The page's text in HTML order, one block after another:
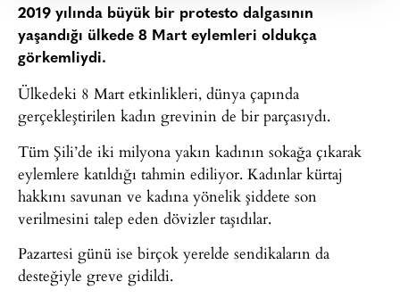
2019 yılında büyük bir protesto dalgasının
yaşandığı ülkede 8 Mart eylemleri oldukça
görkemliydi.
Ülkedeki 8 Mart etkinlikleri, dünya çapında
gerçekleştirilen kadın grevinin de bir parçasıydı.
Tüm Şili’de iki milyona yakın kadının sokağa çıkarak
eylemlere katıldığı tahmin ediliyor. Kadınlar kürtaj
hakkını savunan ve kadına yönelik şiddete son
verilmesini talep eden dövizler taşıdılar.
Pazartesi günü ise birçok yerelde sendikaların da
desteğiyle greve gidildi.